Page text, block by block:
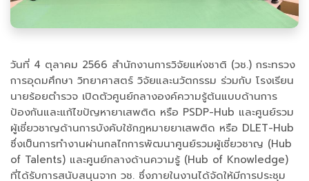
วันที่ 4 ตุลาคม 2566 สำนักงานการวิจัยแห่งชาติ (วช.) กระทรวง
การอุดมศึกษา วิทยาศาสตร์ วิจัยและนวัตกรรม ร่วมกับ โรงเรียน
นายร้อยตำรวจ เปิดตัวศูนย์กลางองค์ความรู้ต้นแบบด้านการ
ป้องกันและแก้ไขปัญหายาเสพติด หรือ PSDP-Hub และศูนย์รวม
ผู้เชี่ยวชาญด้านการบังคับใช้กฎหมายยาเสพติด หรือ DLET-Hub
ซึ่งเป็นการทำงานผ่านกลไกการพัฒนาศูนย์รวมผู้เชี่ยวชาญ (Hub
of Talents) และศูนย์กลางด้านความรู้ (Hub of Knowledge)
ที่ได้รับการสนับสนุนจาก วช. ซึ่งภายในงานได้จัดให้มีการประชุม